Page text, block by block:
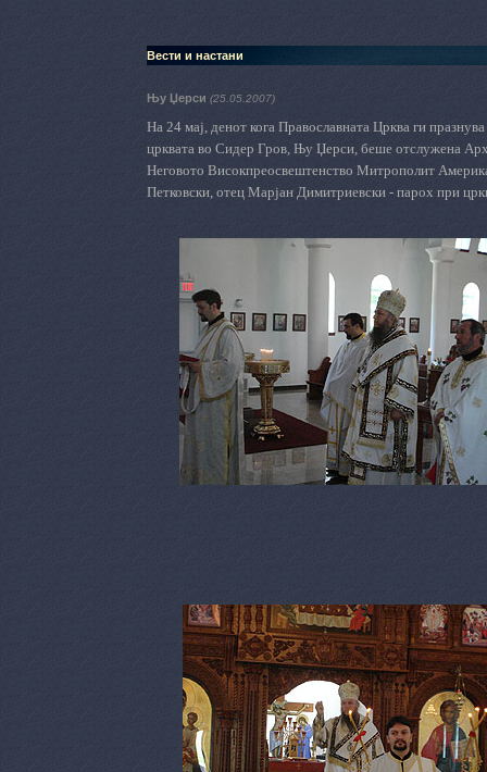
Вести и настани
Њу Џерси (25.05.2007)
На 24 мај, денот кога Православната Црква ги
црквата во Сидер Гров, Њу Џерси, беше отслужена
Неговото Високпреосвештенство Митрополит
Петковски, отец Марјан Димитриевски - парох при